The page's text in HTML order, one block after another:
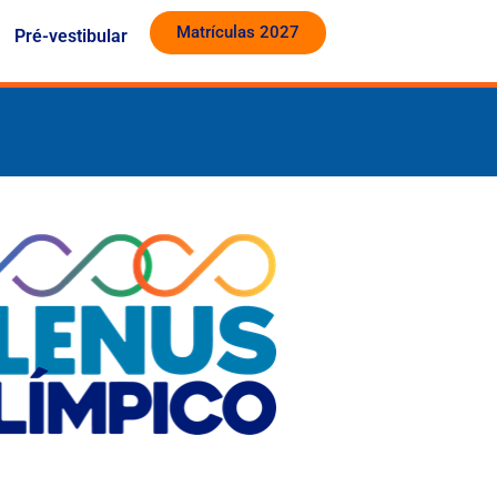
Pré-vestibular Matrículas 2027